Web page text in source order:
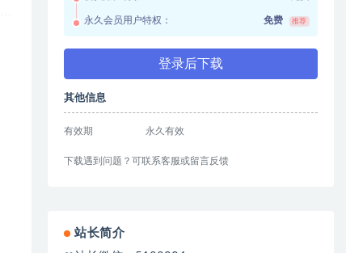
永久会员用户特权： 免费 推荐
登录后下载
其他信息
有效期 永久有效
下载遇到问题？可联系客服或留言反馈
站长简介